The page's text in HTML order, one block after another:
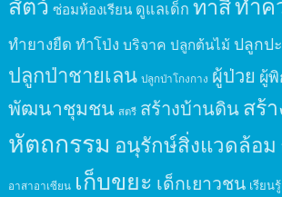
ซ่อมห้องเรียน ดูแลเด็ก ทาสีทำค
ทำยางยืด ทำโป่ง บริจาค ปลูกต้นไม้ ปลูกป
ปลูกป่าชายเลน ปลูกป่าโกงกาง ผู้ป่วย ผู้
พัฒนาชุมชน สตรี สร้างบ้านดินสร้
หัตถกรรม อนุรักษ์สิ่งแวดล้อม
อาสาอาเซียน เก็บขยะ เด็กเยาวชน เรียน